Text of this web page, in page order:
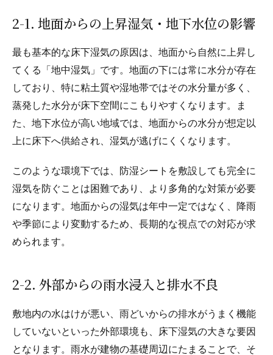
2-1. 地面からの上昇湿気・地下水位の影響
最も基本的な床下湿気の原因は、地面から自然に上昇し
てくる「地中湿気」です。地面の下には常に水分が存在
しており、特に粘土質や湿地帯ではその水分量が多く、
蒸発した水分が床下空間にこもりやすくなります。ま
た、地下水位が高い地域では、地面からの水分が想定以
上に床下へ供給され、湿気が逃げにくくなります。
このような環境下では、防湿シートを敷設しても完全に
湿気を防ぐことは困難であり、より多角的な対策が必要
になります。地面からの湿気は年中一定ではなく、降雨
や季節により変動するため、長期的な視点での対応が求
められます。
2-2. 外部からの雨水浸入と排水不良
敷地内の水はけが悪い、雨どいからの排水がうまく機能
していないといった外部環境も、床下湿気の大きな要因
となります。雨水が建物の基礎周辺にたまることで、そ